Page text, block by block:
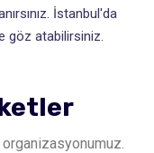
İstanbul'da
göz atabilirsiniz.